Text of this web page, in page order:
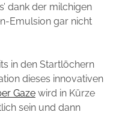
dank der milchigen
Emulsion gar nicht
in den Startlöchern
dieses innovativen
Gazewird in Kürze
sein und dann